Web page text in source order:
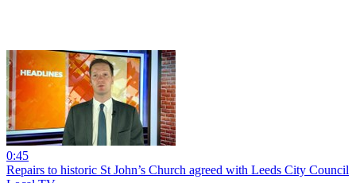
0:45
Repairs to historic St John’s Church agreed with Leeds City Council